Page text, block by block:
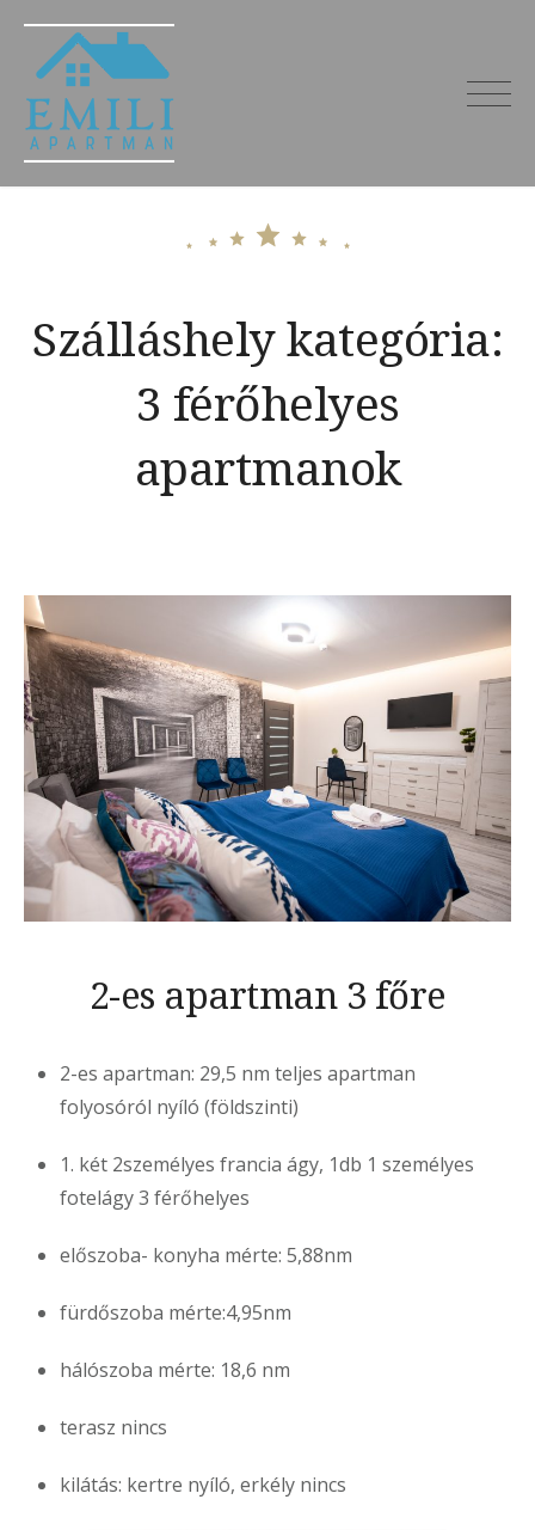
content
Szálláshely kategória:
3 férőhelyes
apartmanok
2-es apartman 3 főre
2-es apartman: 29,5 nm teljes apartman
folyosóról nyíló (földszinti)
1. két 2személyes francia ágy, 1db 1 személyes
fotelágy 3 férőhelyes
előszoba- konyha mérte: 5,88nm
fürdőszoba mérte:4,95nm
hálószoba mérte: 18,6 nm
terasz nincs
kilátás: kertre nyíló, erkély nincs